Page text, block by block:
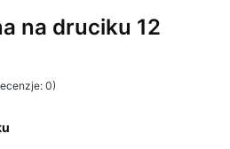
na druciku 12
0)